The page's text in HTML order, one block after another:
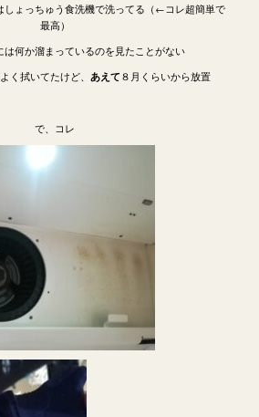
しょっちゅう食洗機で洗ってる（←コレ超簡単で
最高）
は何か溜まっているのを見たことがない
く拭いてたけど、 あえて ８月くらいから放置
で、コレ